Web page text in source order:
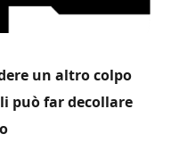
un altro colpo
può far decollare